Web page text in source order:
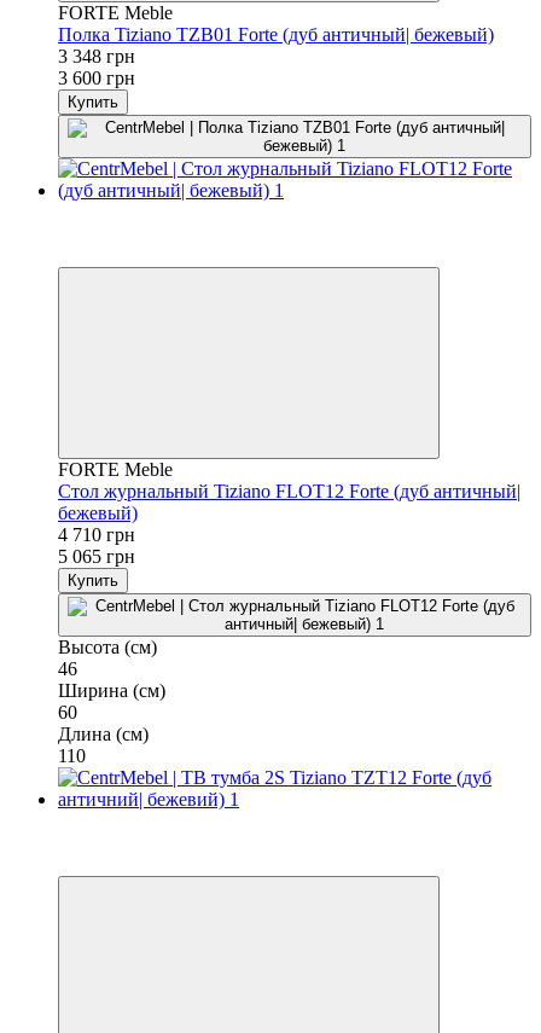
FORTE Meble
Полка Tiziano TZB01 Forte (дуб античный| бежевый)
3 348 грн
3 600 грн
Купить
FORTE Meble
Стол журнальный Tiziano FLOT12 Forte (дуб античный|
бежевый)
4 710 грн
5 065 грн
Купить
Высота (см)
46
Ширина (см)
60
Длина (см)
110